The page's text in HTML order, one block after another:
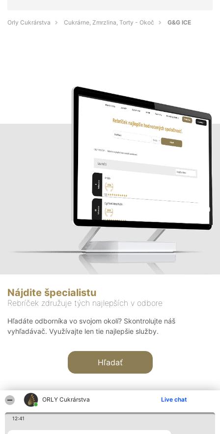
ORLY Cukrárstva Live chat
12:41
Orly Cukrárstva Cukrárne, Zmrzlina, Torty - Okoč G&G ICE
Nájdite špecialistu
Rebríček združuje tých najlepších v odbore
Hľadáte odborníka vo svojom okolí? Skontrolujte náš
vyhľadávač. Využívajte len tie najlepšie služby.
Hľadať